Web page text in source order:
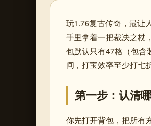
玩1.76复古传奇，最让
手里拿着一把裁决之杖
包默认只有47格（包含
间，打宝效率至少打七折
第一步：认清
你先打开背包，把所有